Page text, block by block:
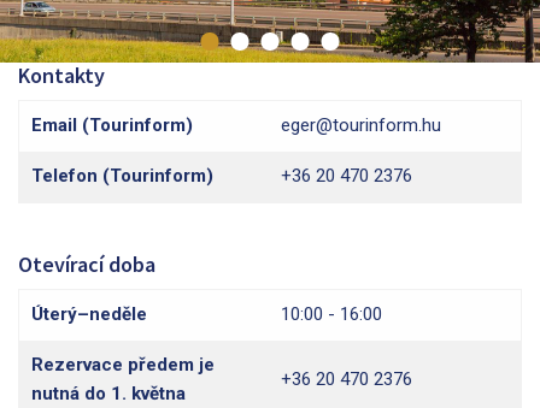
Kontakty
Email (Tourinform) eger@tourinform.hu
Telefon (Tourinform) +36 20 470 2376
Otevírací doba
Úterý–neděle 10:00 - 16:00
Rezervace předem je
nutná do 1. května
+36 20 470 2376